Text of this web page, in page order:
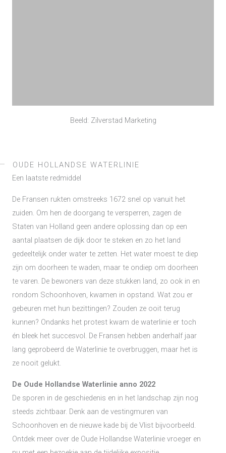
Beeld: Zilverstad Marketing
OUDE HOLLANDSE WATERLINIE
Een laatste redmiddel
De Fransen rukten omstreeks 1672 snel op vanuit het
zuiden. Om hen de doorgang te versperren, zagen de
Staten van Holland geen andere oplossing dan op een
aantal plaatsen de dijk door te steken en zo het land
gedeeltelijk onder water te zetten. Het water moest te diep
zijn om doorheen te waden, maar te ondiep om doorheen
te varen. De bewoners van deze stukken land, zo ook in en
rondom Schoonhoven, kwamen in opstand. Wat zou er
gebeuren met hun bezittingen? Zouden ze ooit terug
kunnen? Ondanks het protest kwam de waterlinie er toch
én bleek het succesvol. De Fransen hebben anderhalf jaar
lang geprobeerd de Waterlinie te overbruggen, maar het is
ze nooit gelukt.
De Oude Hollandse Waterlinie anno 2022
De sporen in de geschiedenis en in het landschap zijn nog
steeds zichtbaar. Denk aan de vestingmuren van
Schoonhoven en de nieuwe kade bij de Vlist bijvoorbeeld.
Ontdek meer over de Oude Hollandse Waterlinie vroeger en